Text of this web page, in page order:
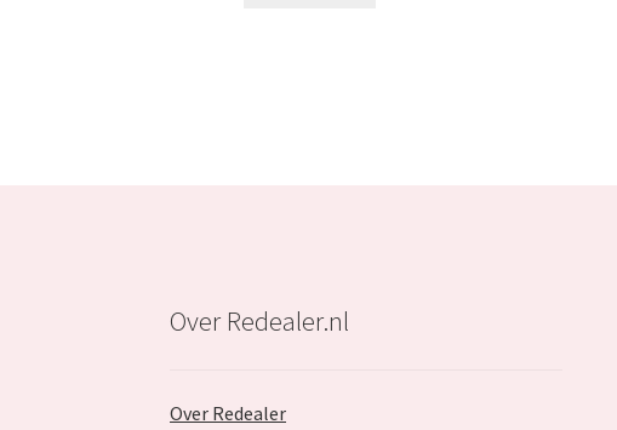
Over Redealer.nl
Over Redealer